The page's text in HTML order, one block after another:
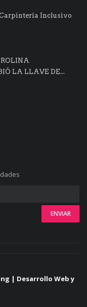
Inclusivo
LA LLAVE DE...
| Desarrollo Web y